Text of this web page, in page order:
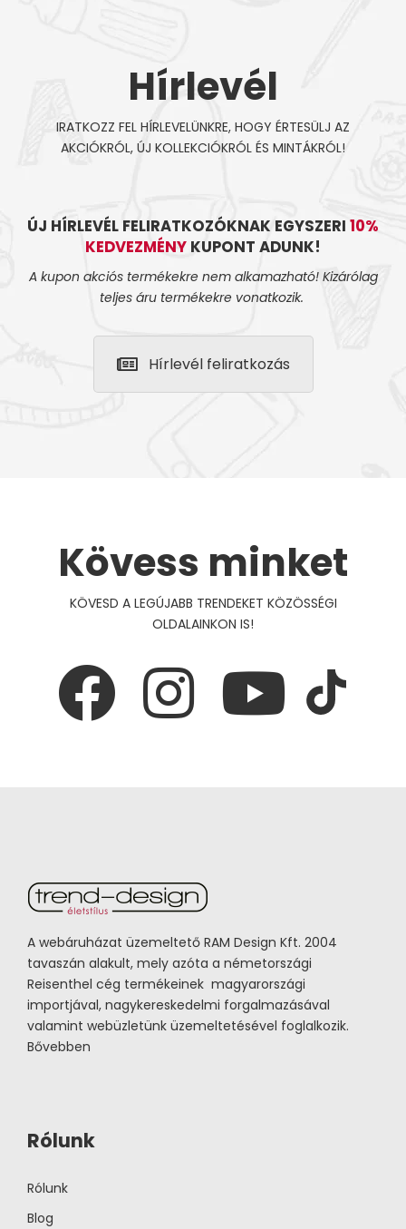
Hírlevél
IRATKOZZ FEL HÍRLEVELÜNKRE, HOGY ÉRTESÜLJ AZ
AKCIÓKRÓL, ÚJ KOLLEKCIÓKRÓL ÉS MINTÁKRÓL!
ÚJ HÍRLEVÉL FELIRATKOZÓKNAK EGYSZERI 10%
KEDVEZMÉNY KUPONT ADUNK!
A kupon akciós termékekre nem alkamazható! Kizárólag
teljes áru termékekre vonatkozik.
Hírlevél feliratkozás
Kövess minket
KÖVESD A LEGÚJABB TRENDEKET KÖZÖSSÉGI
OLDALAINKON IS!
A webáruházat üzemeltető RAM Design Kft. 2004
tavaszán alakult, mely azóta a németországi
Reisenthel cég termékeinek magyarországi
importjával, nagykereskedelmi forgalmazásával
valamint webüzletünk üzemeltetésével foglalkozik.
Bővebben
Rólunk
Rólunk
Blog